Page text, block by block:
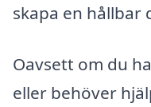
skapa en hållbar
Oavsett om du
eller behöver